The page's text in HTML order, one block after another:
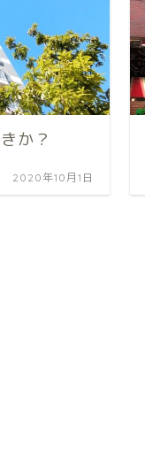
か？
2020年10月1日